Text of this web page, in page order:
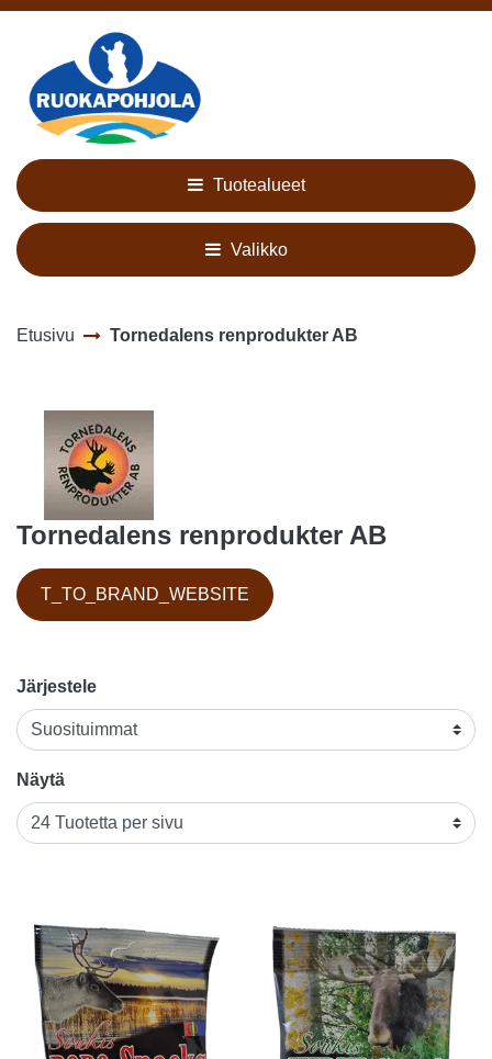
Siirry pääsisältöön
Tuotealueet
Valikko
Etusivu Tornedalens renprodukter AB
Tornedalens renprodukter AB
T_TO_BRAND_WEBSITE
Järjestele
Näytä